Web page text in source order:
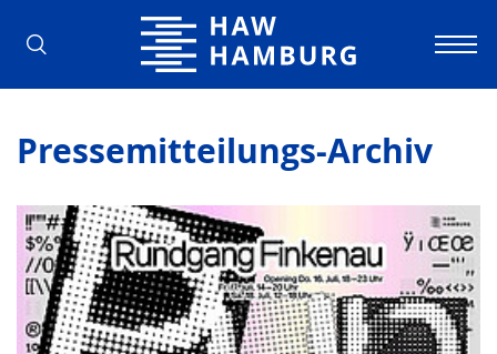
Hochschule für Angewandte
Pressemitteilungs-Archiv